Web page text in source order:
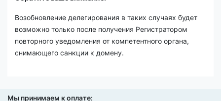
Возобновление делегирования в таких случаях будет
возможно только после получения Регистратором
повторного уведомления от компетентного органа,
снимающего санкции к домену.
Мы принимаем к оплате: